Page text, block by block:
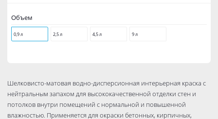
Объем
0,9 л 2,5 л 4,5 л 9 л
Шелковисто-матовая водно-дисперсионная интерьерная краска с
нейтральным запахом для высококачественной отделки стен и
потолков внутри помещений с нормальной и повышенной
влажностью. Применяется для окраски бетонных, кирпичных,